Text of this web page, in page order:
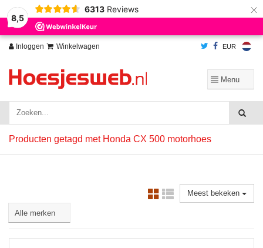
8,5
6313 Reviews ×
Inloggen Winkelwagen EUR
Producten getagd met Honda CX 500 motorhoes
Meest bekeken
Wij slaan cookies op om onze website te verbeteren. Is dat akkoord?
Ja
Nee